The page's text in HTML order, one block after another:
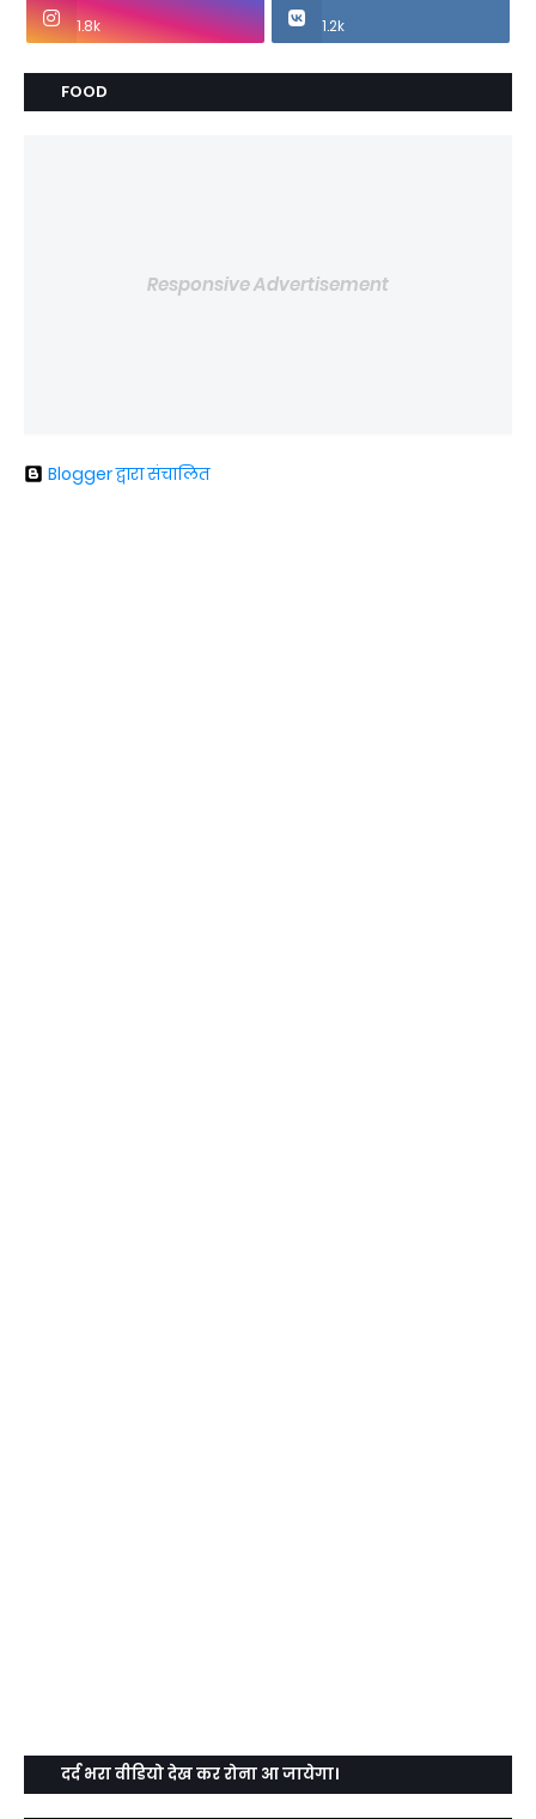
1.8k 1.2k
FOOD
Responsive Advertisement
Blogger द्वारा संचालित
दर्द भरा वीडियो देख कर रोना आ जायेगा।